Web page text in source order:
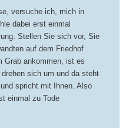
versuche ich, mich in
dabei erst einmal
Stellen Sie sich vor, Sie
auf dem Friedhof
Grab ankommen, ist es
sich um und da steht
spricht mit Ihnen. Also
einmal zu Tode